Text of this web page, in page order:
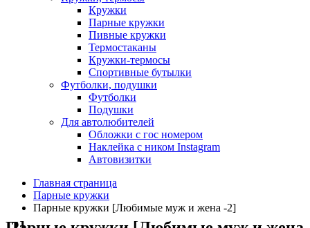
Кружки
Парные кружки
Пивные кружки
Термостаканы
Кружки-термосы
Спортивные бутылки
Футболки, подушки
Футболки
Подушки
Для автолюбителей
Обложки с гос номером
Наклейка с ником Instagram
Автовизитки
Главная страница
Парные кружки
Парные кружки [Любимые муж и жена -2]